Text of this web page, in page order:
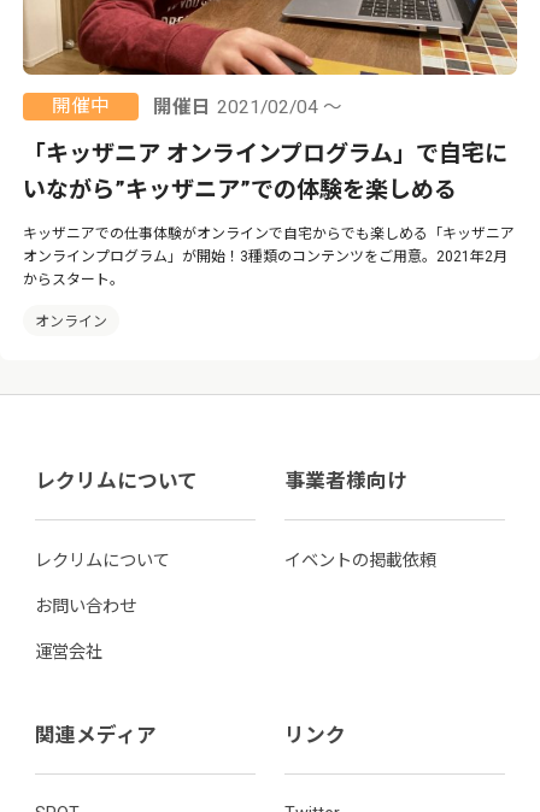
開催中 開催日 2021/02/04 ～
「キッザニア オンラインプログラム」で自宅に
いながら”キッザニア”での体験を楽しめる
キッザニアでの仕事体験がオンラインで自宅からでも楽しめる「キッザニア
オンラインプログラム」が開始！3種類のコンテンツをご用意。2021年2月
からスタート。
オンライン
レクリムについて
レクリムについて
お問い合わせ
運営会社
事業者様向け
イベントの掲載依頼
関連メディア リンク